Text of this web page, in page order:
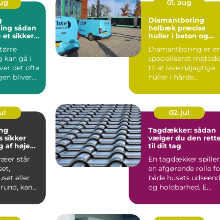
et sikkert
kan gå i
det ofte,
bliver
01. aug
Diamantboring
holbæk præcise
huller i beton og
Diamantboring er
specialiseret metode
til at lave nøjagtige
huller i hårde
beton, ...
af høje
står
eller
kan
...
02. jul
Tagdækker: sådan
vælger du den
til dit tag
En tagdækker spiller
en afgørende rolle
både husets
og holdbarhed. E...